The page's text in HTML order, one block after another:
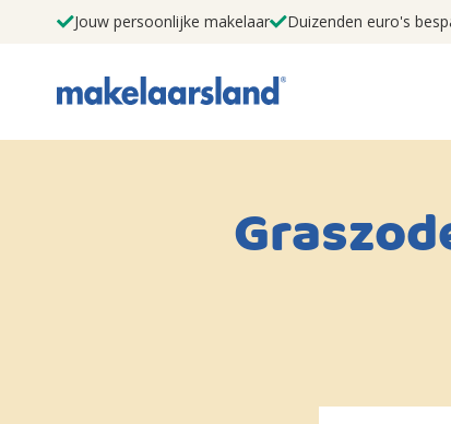
Jouw persoonlijke makelaar Duizenden euro's